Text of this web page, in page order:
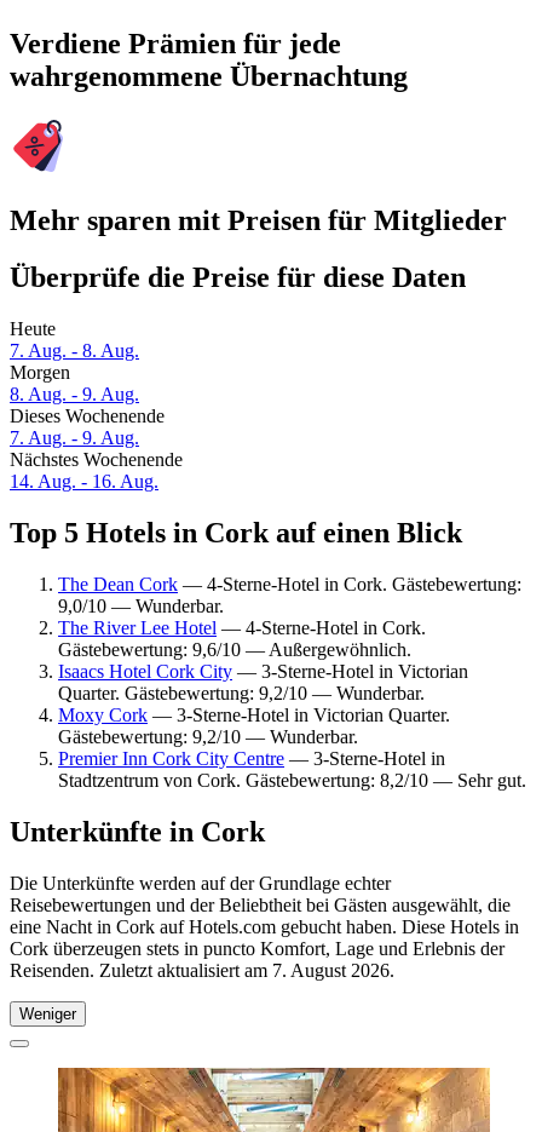
Verdiene Prämien für jede
wahrgenommene Übernachtung
Mehr sparen mit Preisen für Mitglieder
Überprüfe die Preise für diese Daten
Heute
7. Aug. - 8. Aug.
Morgen
8. Aug. - 9. Aug.
Dieses Wochenende
7. Aug. - 9. Aug.
Nächstes Wochenende
14. Aug. - 16. Aug.
Top 5 Hotels in Cork auf einen Blick
The Dean Cork — 4-Sterne-Hotel in Cork. Gästebewertung:
9,0/10 — Wunderbar.
The River Lee Hotel — 4-Sterne-Hotel in Cork.
Gästebewertung: 9,6/10 — Außergewöhnlich.
Isaacs Hotel Cork City — 3-Sterne-Hotel in Victorian
Quarter. Gästebewertung: 9,2/10 — Wunderbar.
Moxy Cork — 3-Sterne-Hotel in Victorian Quarter.
Gästebewertung: 9,2/10 — Wunderbar.
Premier Inn Cork City Centre — 3-Sterne-Hotel in
Stadtzentrum von Cork. Gästebewertung: 8,2/10 — Sehr gut.
Unterkünfte in Cork
Die Unterkünfte werden auf der Grundlage echter
Reisebewertungen und der Beliebtheit bei Gästen ausgewählt, die
eine Nacht in Cork auf Hotels.com gebucht haben. Diese Hotels in
Cork überzeugen stets in puncto Komfort, Lage und Erlebnis der
Reisenden. Zuletzt aktualisiert am 7. August 2026.
Weniger